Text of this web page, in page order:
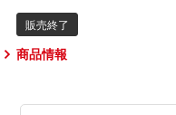
商品情報